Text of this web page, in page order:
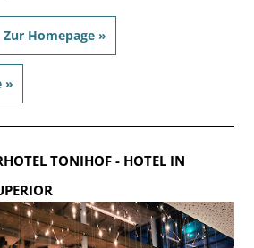
Zur Homepage »
»
TONIHOF- HOTEL IN